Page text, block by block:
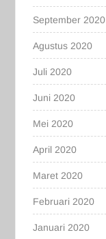
September 2020
Agustus 2020
Juli 2020
Juni 2020
Mei 2020
April 2020
Maret 2020
Februari 2020
Januari 2020